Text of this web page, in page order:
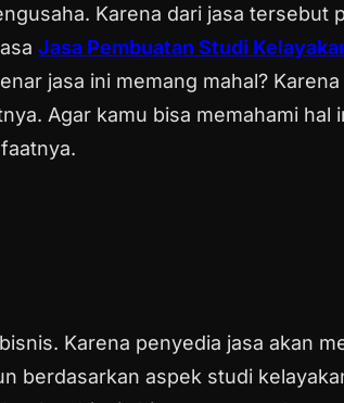
Karena dari jasa tersebut
Jasa Pembuatan Studi
jasa ini memang mahal?
Agar kamu bisa memahami hal
Karena penyedia jasa akan
berdasarkan aspek studi